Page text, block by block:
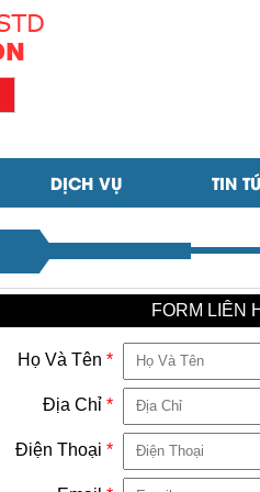
DỊCH VỤ TIN
FORM LIÊN
Họ Và Tên*
Địa Chỉ*
Điện Thoại*